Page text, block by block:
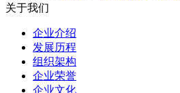
关于我们
企业介绍
发展历程
组织架构
企业荣誉
企业文化